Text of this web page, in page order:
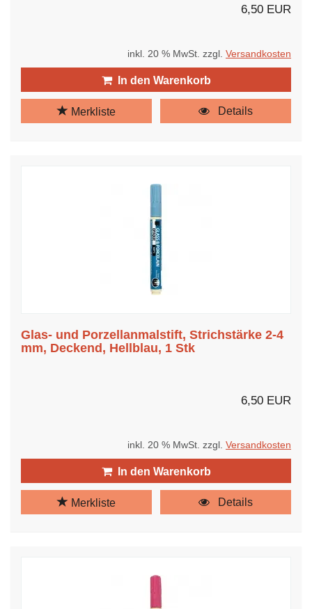
6,50 EUR
inkl. 20 % MwSt. zzgl. Versandkosten
In den Warenkorb
Merkliste Details
Glas- und Porzellanmalstift, Strichstärke 2-4
mm, Deckend, Hellblau, 1 Stk
6,50 EUR
inkl. 20 % MwSt. zzgl. Versandkosten
In den Warenkorb
Merkliste Details